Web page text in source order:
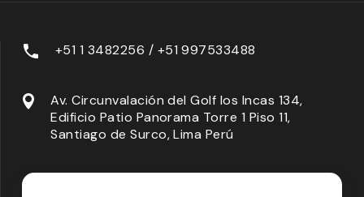
+51 1 3482256 / +51 997533488
Av. Circunvalación del Golf los Incas 134,
Edificio Patio Panorama Torre 1 Piso 11,
Santiago de Surco, Lima Perú